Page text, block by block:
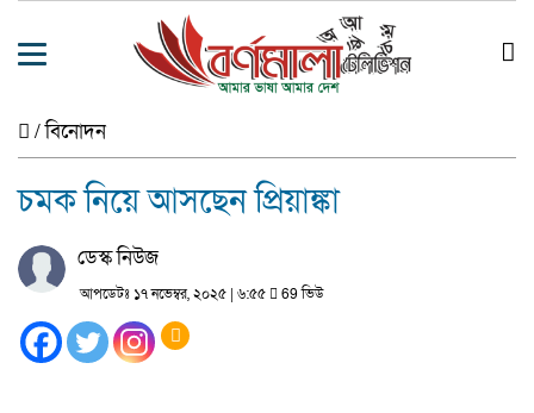
/বিনোদন
চমক নিয়ে আসছেন প্রিয়াঙ্কা
ডেস্ক নিউজ
আপডেটঃ ১৭ নভেম্বর, ২০২৫ | ৬:৫৫ 69 ভিউ